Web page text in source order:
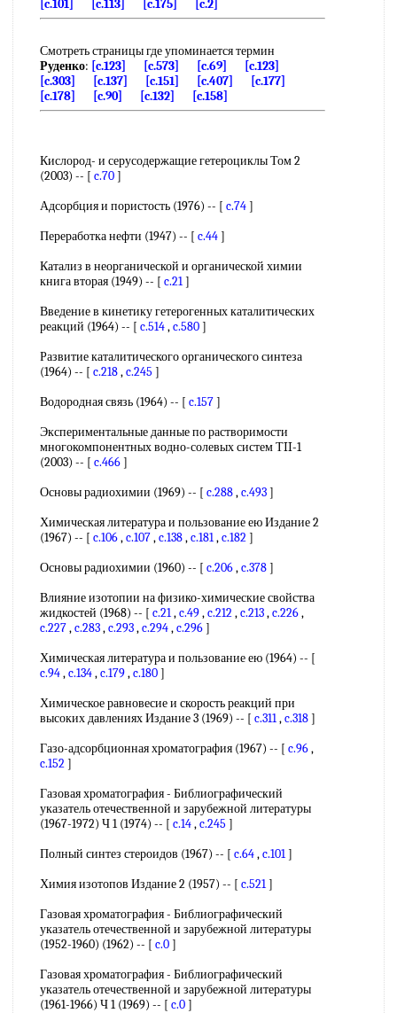
[c.101] [c.113] [c.175] [c.2]
Смотреть страницы где упоминается термин
Руденко: [c.123] [c.573] [c.69]
[c.123]
[c.303]
[c.137] [c.151] [c.407]
[c.177]
[c.178]
[c.90] [c.132] [c.158]
Кислород- и серусодержащие гетероциклы Том 2
(2003) -- [ c.70]
Адсорбция и пористость (1976) -- [ c.74]
Переработка нефти (1947) -- [ c.44]
Катализ в неорганической и органической химии
книга вторая (1949) -- [ c.21]
Введение в кинетику гетерогенных каталитических
реакций (1964) -- [ c.514,c.580]
Развитие каталитического органического синтеза
(1964) -- [ c.218,c.245 ]
Водородная связь (1964) -- [ c.157]
Экспериментальные данные по растворимости
многокомпонентных водно-солевых систем ТII-1
(2003) -- [ c.466]
Основы радиохимии (1969) -- [ c.288,c.493]
Химическая литература и пользование ею Издание 2
(1967) -- [ c.106,c.107,c.138,c.181,c.182]
Основы радиохимии (1960) -- [ c.206,c.378]
Влияние изотопии на физико-химические свойства
жидкостей (1968) -- [ c.21,c.49,c.212,c.213,c.226,
c.227,c.283,c.293,c.294,c.296]
Химическая литература и пользование ею (1964) -- [
c.94,c.134,c.179,c.180]
Химическое равновесие и скорость реакций при
высоких давлениях Издание 3 (1969) -- [ c.311,c.318]
Газо-адсорбционная хроматография (1967) -- [ c.96,
c.152]
Газовая хроматография - Библиографический
указатель отечественной и зарубежной литературы
(1967-1972) Ч 1 (1974) -- [ c.14,c.245 ]
Полный синтез стероидов (1967) -- [ c.64,c.101]
Химия изотопов Издание 2 (1957) -- [ c.521]
Газовая хроматография - Библиографический
указатель отечественной и зарубежной литературы
(1952-1960) (1962) -- [ c.0]
Газовая хроматография - Библиографический
указатель отечественной и зарубежной литературы
(1961-1966) Ч 1 (1969) -- [ c.0]